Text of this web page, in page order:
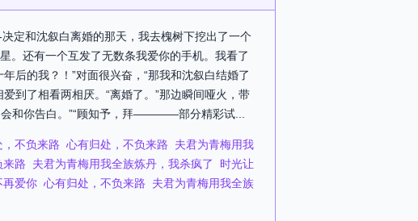
定和沈叙白离婚的那天，我去槐树下挖出了一个
。还有一个互发了无数条我爱你的手机。我看了
后的我？！”对面很兴奋，“那我和沈叙白结婚了
到了相看两相厌。“离婚了。”那边瞬间哑火，带
会和你告白。”“顾知予，拜————部分精彩试...
不负来路 心有归处，不负来路
夫君为青梅用我
来路 夫君为青梅用我全族炼丹，我杀疯了
时光让
再爱你 心有归处，不负来路
夫君为青梅用我全族